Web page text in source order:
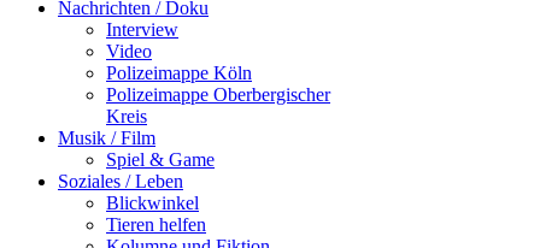
Nachrichten / Doku
Interview
Video
Polizeimappe Köln
Polizeimappe Oberbergischer
Kreis
Musik / Film
Spiel & Game
Soziales / Leben
Blickwinkel
Tieren helfen